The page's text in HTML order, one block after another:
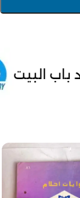
الدفع عند